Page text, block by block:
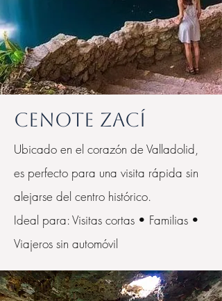
Cenote Zací
Ubicado en el corazón de Valladolid,
es perfecto para una visita rápida sin
alejarse del centro histórico.
Ideal para: Visitas cortas • Familias •
Viajeros sin automóvil